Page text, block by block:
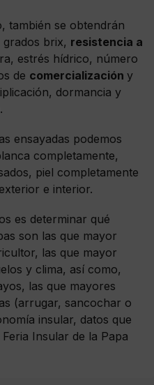
también se obtendrán
brix, resistencia a
estrés hídrico, número
de comercialización y
dormancia y
ensayadas podemos
completamente,
piel completamente
e interior.
es determinar qué
son las que mayor
las que mayor
y clima, así como,
las que mayores
(arrugar, sancochar o
insular, datos que
Insular de la Papa